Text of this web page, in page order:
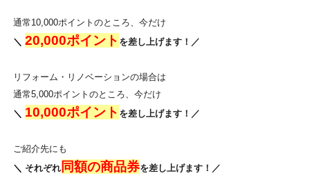
通常10,000ポイントのところ、今だけ
＼20,000ポイント を差し上げます！／
リフォーム・リノベーションの場合は
通常5,000ポイントのところ、今だけ
＼ 10,000ポイント を差し上げます！／
ご紹介先にも
＼ それぞれ 同額の商品券を差し上げます！ ／